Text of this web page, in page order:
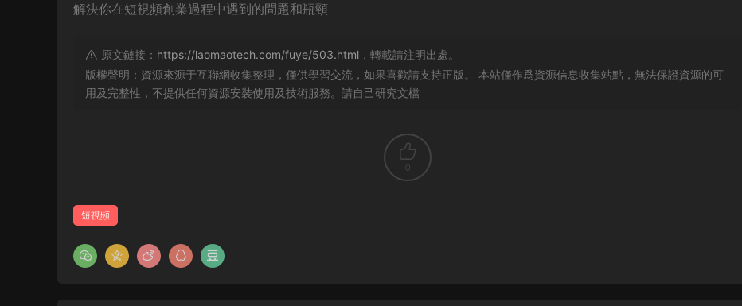
解決你在短視頻創業過程中遇到的問題和瓶頸
原文鏈接： https://laomaotech.com/fuye/503.html ，轉載請注明出處。
版權聲明：資源來源于互聯網收集整理，僅供學習交流，如果喜歡請支持正版。 本站僅作爲資源信息收集站點，無法保證資源的可
用及完整性，不提供任何資源安裝使用及技術服務。請自己研究文檔
0
短視頻